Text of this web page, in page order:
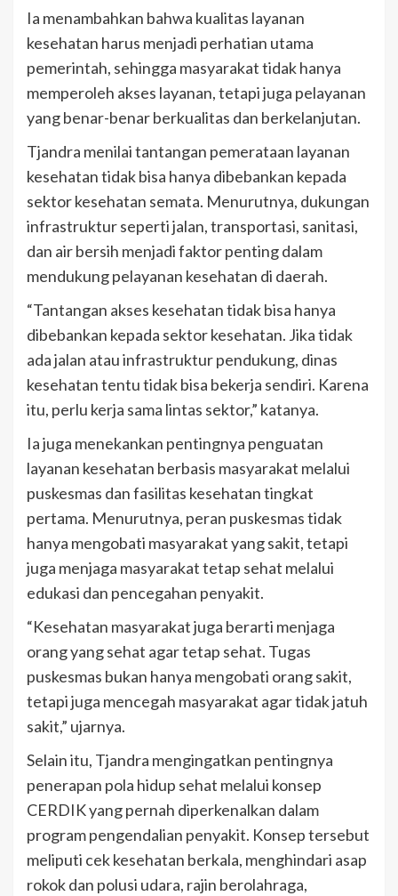
Ia menambahkan bahwa kualitas layanan
kesehatan harus menjadi perhatian utama
pemerintah, sehingga masyarakat tidak hanya
memperoleh akses layanan, tetapi juga pelayanan
yang benar-benar berkualitas dan berkelanjutan.
Tjandra menilai tantangan pemerataan layanan
kesehatan tidak bisa hanya dibebankan kepada
sektor kesehatan semata. Menurutnya, dukungan
infrastruktur seperti jalan, transportasi, sanitasi,
dan air bersih menjadi faktor penting dalam
mendukung pelayanan kesehatan di daerah.
“Tantangan akses kesehatan tidak bisa hanya
dibebankan kepada sektor kesehatan. Jika tidak
ada jalan atau infrastruktur pendukung, dinas
kesehatan tentu tidak bisa bekerja sendiri. Karena
itu, perlu kerja sama lintas sektor,” katanya.
Ia juga menekankan pentingnya penguatan
layanan kesehatan berbasis masyarakat melalui
puskesmas dan fasilitas kesehatan tingkat
pertama. Menurutnya, peran puskesmas tidak
hanya mengobati masyarakat yang sakit, tetapi
juga menjaga masyarakat tetap sehat melalui
edukasi dan pencegahan penyakit.
“Kesehatan masyarakat juga berarti menjaga
orang yang sehat agar tetap sehat. Tugas
puskesmas bukan hanya mengobati orang sakit,
tetapi juga mencegah masyarakat agar tidak jatuh
sakit,” ujarnya.
Selain itu, Tjandra mengingatkan pentingnya
penerapan pola hidup sehat melalui konsep
CERDIK yang pernah diperkenalkan dalam
program pengendalian penyakit. Konsep tersebut
meliputi cek kesehatan berkala, menghindari asap
rokok dan polusi udara, rajin berolahraga,